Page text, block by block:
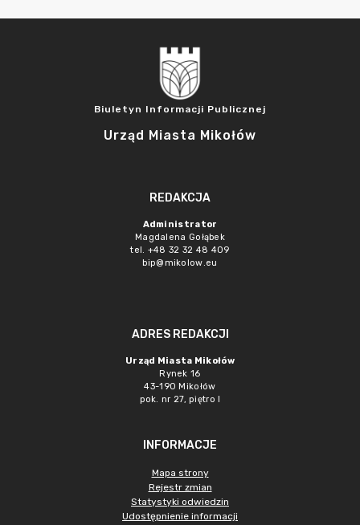
Biuletyn Informacji Publicznej
Urząd Miasta Mikołów
REDAKCJA
Administrator
Magdalena Gołąbek
tel. +48 32 32 48 409
bip@mikolow.eu
ADRES REDAKCJI
Urząd Miasta Mikołów
Rynek 16
43-190 Mikołów
pok. nr 27, piętro I
INFORMACJE
Mapa strony
Rejestr zmian
Statystyki odwiedzin
Udostępnienie informacji